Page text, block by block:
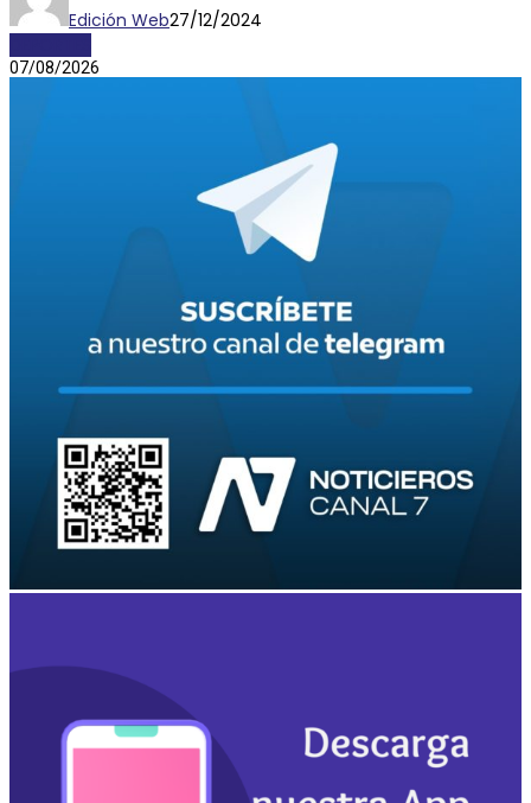
Edición Web27/12/2024
07/08/2026